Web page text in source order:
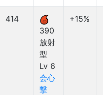
414
390
放射
型
Lv 6
会心
撃
+15%